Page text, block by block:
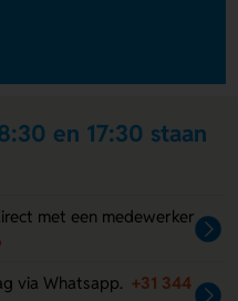
en 17:30 staan
met een medewerker
via Whatsapp. +31 344